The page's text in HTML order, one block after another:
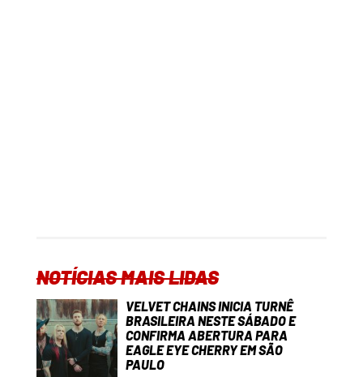
NOTÍCIAS MAIS LIDAS
VELVET CHAINS INICIA TURNÊ
BRASILEIRA NESTE SÁBADO E
CONFIRMA ABERTURA PARA
EAGLE EYE CHERRY EM SÃO
PAULO